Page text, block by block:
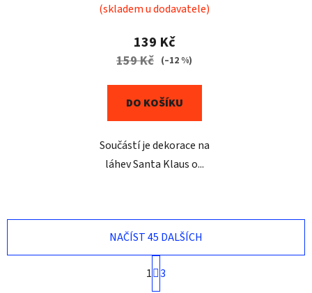
(skladem u dodavatele)
139 Kč
159 Kč (–12 %)
DO KOŠÍKU
Součástí je dekorace na
láhev Santa Klaus o...
O
NAČÍST 45 DALŠÍCH
S
t
r
1 3